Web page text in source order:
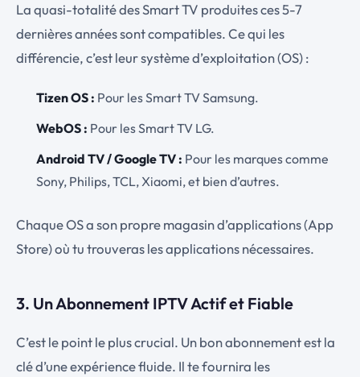
La quasi-totalité des Smart TV produites ces 5-7
dernières années sont compatibles. Ce qui les
différencie, c’est leur système d’exploitation (OS) :
Tizen OS : Pour les Smart TV Samsung.
WebOS : Pour les Smart TV LG.
Android TV / Google TV : Pour les marques comme
Sony, Philips, TCL, Xiaomi, et bien d’autres.
Chaque OS a son propre magasin d’applications (App
Store) où tu trouveras les applications nécessaires.
3. Un Abonnement IPTV Actif et Fiable
C’est le point le plus crucial. Un bon abonnement est la
clé d’une expérience fluide. Il te fournira les